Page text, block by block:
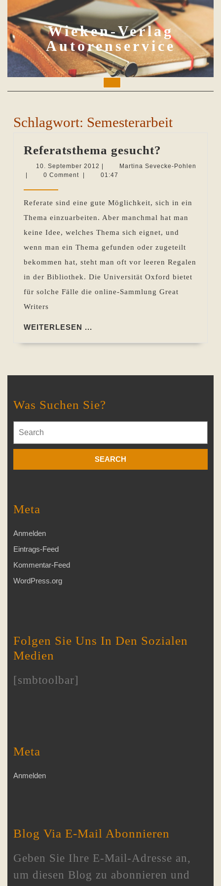
to
content
Wieken-Verlag
Autorenservice
Button
Schlagwort: Semesterarbeit
Referatsthema gesucht?
gesucht?
10. September 2012 10.
September
Martina Sevecke-Pohlen
Martina
Pohlen
0 Comment 01:47
Referate sind eine gute Möglichkeit, sich in ein
Thema einzuarbeiten. Aber manchmal hat man
keine Idee, welches Thema sich eignet, und
wenn man ein Thema gefunden oder zugeteilt
bekommen hat, steht man oft vor leeren Regalen
in der Bibliothek. Die Universität Oxford bietet
für solche Fälle die online-Sammlung Great
Writers
WEITERLESEN ...
Was Suchen Sie?
for:
Meta
Anmelden
Eintrags-Feed
Kommentar-Feed
WordPress.org
Folgen Sie Uns In Den Sozialen
Medien
[smbtoolbar]
Meta
Anmelden
Blog Via E-Mail Abonnieren
Geben Sie Ihre E-Mail-Adresse an,
um diesen Blog zu abonnieren und